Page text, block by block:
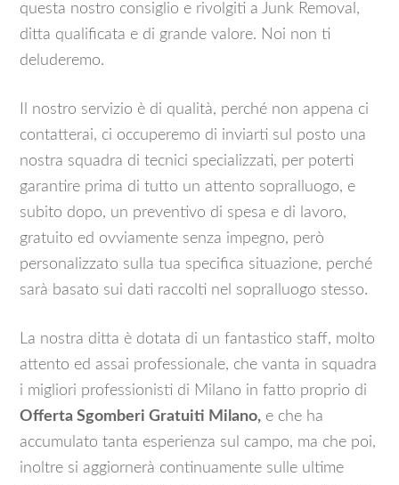
questa nostro consiglio e rivolgiti a Junk Removal,
ditta qualificata e di grande valore. Noi non ti
deluderemo.
Il nostro servizio è di qualità, perché non appena ci
contatterai, ci occuperemo di inviarti sul posto una
nostra squadra di tecnici specializzati, per poterti
garantire prima di tutto un attento sopralluogo, e
subito dopo, un preventivo di spesa e di lavoro,
gratuito ed ovviamente senza impegno, però
personalizzato sulla tua specifica situazione, perché
sarà basato sui dati raccolti nel sopralluogo stesso.
La nostra ditta è dotata di un fantastico staff, molto
attento ed assai professionale, che vanta in squadra
i migliori professionisti di Milano in fatto proprio di
Offerta Sgomberi Gratuiti Milano, e che ha
accumulato tanta esperienza sul campo, ma che poi,
inoltre si aggiornerà continuamente sulle ultime